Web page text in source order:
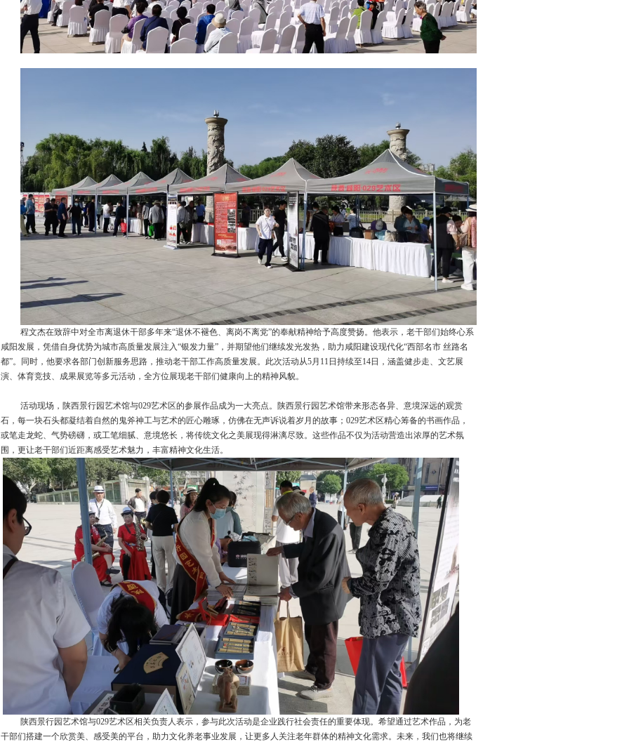
程文杰在致辞中对全市离退休干部多年来“退休不褪色、离岗不离党”的奉献精神给予高度赞扬。他表示，老干部们始终心系
咸阳发展，凭借自身优势为城市高质量发展注入“银发力量” ，并期望他们继续发光发热，助力咸阳建设现代化“西部名市 丝路名
都”。同时，他要求各部门创新服务思路，推动老干部工作高质量发展。此次活动从5月 11 日持续至14日，涵盖健步走、文艺展
演、体育竞技、成果展览等多元活动，全方位展现老干部们健康向上的精神风貌。
活动现场，陕西景行园艺术馆与029艺术区的参展作品成为一大亮点。陕西景行园艺术馆带来形态各异、意境深远的观赏
石，每一块石头都凝结着自然的鬼斧神工与艺术的匠心雕琢，仿佛在无声诉说着岁月的故事； 029艺术区精心筹备的书画作品，
或笔走龙蛇、气势磅礴，或工笔细腻、意境悠长，将传统文化之美展现得淋漓尽致。这些作品不仅为活动营造出浓厚的艺术氛
围，更让老干部们近距离感受艺术魅力，丰富精神文化生活。
陕西景行园艺术馆与029艺术区相关负责人表示，参与此次活动是企业践行社会责任的重要体现。希望通过艺术作品，为老
干部们搭建一个欣赏美、感受美的平台，助力文化养老事业发展，让更多人关注老年群体的精神文化需求。未来 ，我们也将继续